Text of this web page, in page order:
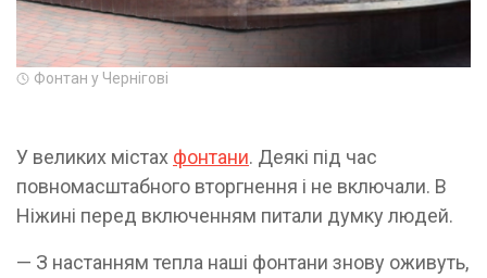
Фонтан у Чернігові
У великих містах фонтани. Деякі під час
повномасштабного вторгнення і не включали. В
Ніжині перед включенням питали думку людей.
— З настанням тепла наші фонтани знову оживуть,